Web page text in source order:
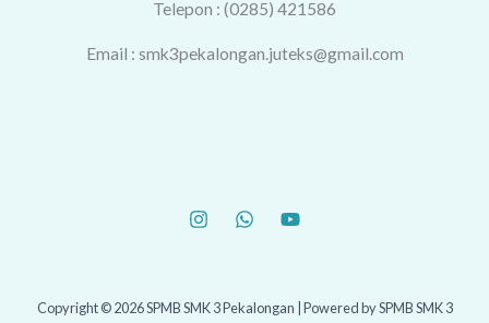
Telepon : (0285) 421586
Email : smk3pekalongan.juteks@gmail.com
Copyright © 2026 SPMB SMK 3 Pekalongan | Powered by SPMB SMK 3